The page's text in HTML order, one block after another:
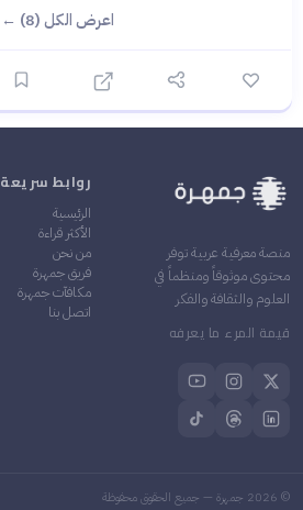
اعرض الكل (8) ←
منصة معرفية عربية توفر
محتوى موثوقاً ومنظماً في
العلوم والثقافة والفكر
قيمة المرء ما يعرفه
روابط سريعة
الرئيسية
الأكثر قراءة
من نحن
فريق جمهرة
مكافآت جمهرة
اتصل بنا
©
2026 جمهرة — جميع الحقوق محفوظة